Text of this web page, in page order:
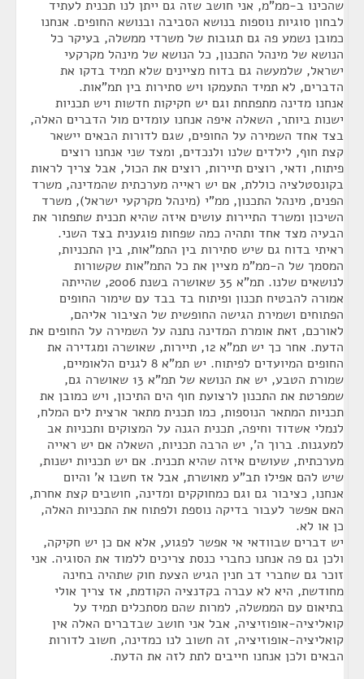
שהכינו ב-ממ"מ, אני חושב שזה גם ייתן לנו תכנית לעתיד
לבחון סוגיות נוספות בנושא הסביבה ובנושא החופים. אנחנו
כמובן נשמע פה גם תגובות של משרדי ממשלה, בעיקר כל
הנושא של מינהל התכנון, כל הנושא של מינהל מקרקעי
ישראל, שלמעשה גם בדוח מציינים שלא תמיד בדקו את
הדברים, לא תמיד התעמקו ויש סתירות בין תמ"אות.
אנחנו מדינה מתפתחת וגם יש חקיקות חדשות ויש תכניות
ישנות ביותר, השאלה איפה אנחנו עומדים מול הדברים האלה,
בצד אחד השמירה על החופים, שגם לדורות הבאים יישאר
קצת חוף, לילדים שלנו ולנכדים, ומצד שני אנחנו רוצים
פיתוח, ודאי, רוצים תיירות, רוצים את הכול, אבל צריך לראות
בקונסטלציה כוללת, אם יש ראייה מערכתית שהמדינה, משרד
הפנים, מינהל התכנון, ממ"י (מינהל מקרקעי ישראל), משרד
השיכון ומשרד התיירות עושים איזה שהיא תכנית שתפתור את
הבעיה מצד אחד ותהיה כמה שפחות פוגענית בצד השני.
ראיתי בדוח גם שיש סתירות בין התמ"אות, בין התכניות,
המסמך של ה-ממ"מ מציין את כל התמ"אות שקשורות
לנושאים שלנו. תמ"א 35 שאושרה בשנת 2006, שהייתה
אמורה להבטיח תכנון ופיתוח בד בבד עם שימור החופים
הפתוחים ושמירת הגישה החופשית של הציבור אליהם,
לאורכם, זאת אומרת המדינה נתנה על השמירה על החופים את
הדעת. אחר כך יש תמ"א 12, תיירות, שאושרה ומגדירה את
החופים המיועדים לפיתוח. יש תמ"א 8 לגנים הלאומיים,
שמורת הטבע, יש את הנושא של תמ"א 13 שאושרה גם,
שמפרטת את התכנון לרצועת חוף הים התיכון, ויש כמובן את
תכניות המתאר הנוספות, כמו תכנית מתאר ארצית לים המלח,
לנמלי אשדוד וחיפה, תכנית הגנה על המצוקים ותכניות אב
למעגנות. ברוך ה', יש הרבה תכניות, השאלה אם יש ראייה
מערכתית, שעושים איזה שהיא תכנית. אם יש תכניות ישנות,
שיש להם אפילו תב"ע מאושרת, אבל אז חשבו א' והיום
אנחנו, כציבור גם וגם כמחוקקים ומדינה, חושבים קצת אחרת,
האם אפשר לעבור בדיקה נוספת ולפתוח את התכניות האלה,
כן או לא.
יש דברים שבוודאי אי אפשר לפגוע, אלא אם כן יש חקיקה,
ולכן גם פה אנחנו כחברי כנסת צריכים ללמוד את הסוגיה. אני
זוכר גם שחברי דב חנין הגיש הצעת חוק שתהיה בחינה
מחודשת, היא לא עברה בקדנציה הקודמת, אז צריך אולי
בתיאום עם הממשלה, למרות שהם מסתכלים תמיד על
קואליציה-אופוזיציה, אבל אני חושב שבדברים האלה אין
קואליציה-אופוזיציה, זה חשוב לנו כמדינה, חשוב לדורות
הבאים ולכן אנחנו חייבים לתת לזה את הדעת.